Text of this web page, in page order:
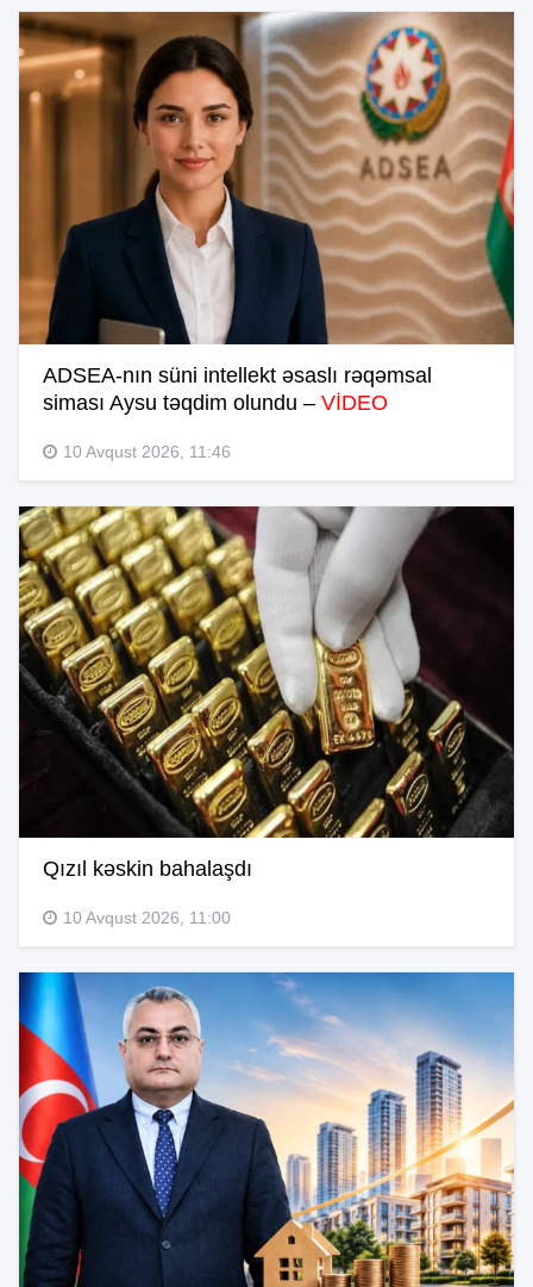
ADSEA-nın süni intellekt əsaslı rəqəmsal
siması Aysu təqdim olundu – VİDEO
10 Avqust 2026, 11:46
Qızıl kəskin bahalaşdı
10 Avqust 2026, 11:00